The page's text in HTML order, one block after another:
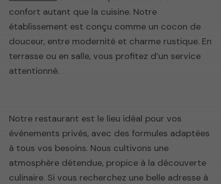
confort autant que la cuisine. Notre
établissement est conçu comme un cocon de
douceur, entre modernité et charme rustique. En
terrasse ou en salle, vous profitez d’un service
attentionné.
Notre restaurant est le lieu idéal pour vos
événements privés, avec des formules adaptées
à tous vos besoins. Nous cultivons une
atmosphère détendue, propice à la découverte
culinaire. Si vous recherchez une belle adresse à